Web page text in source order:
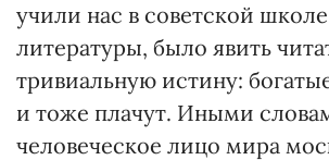
учили нас в советской
литературы, было явить
тривиальную истину:
и тоже плачут. Иными
человеческое лицо мира